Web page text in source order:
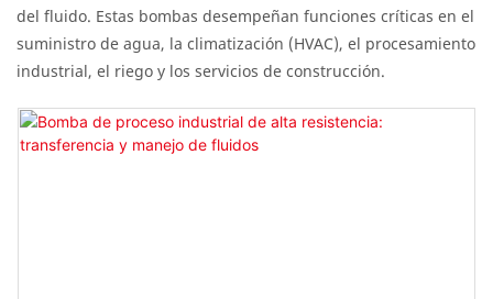
del fluido. Estas bombas desempeñan funciones críticas en el
suministro de agua, la climatización (HVAC), el procesamiento
industrial, el riego y los servicios de construcción.